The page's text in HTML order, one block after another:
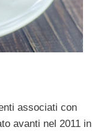
associati con
avanti nel 2011 in